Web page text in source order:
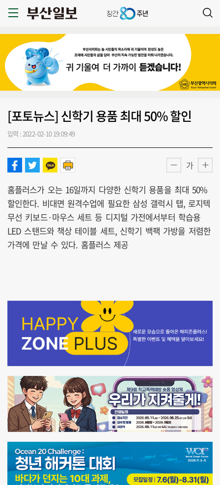
[포토뉴스] 신학기 용품 최대 50% 할인
입력 : 2022-02-10 19:09:49
가
홈플러스가 오는 16일까지 다양한 신학기 용품을 최대 50%
할인한다. 비대면 원격수업에 필요한 삼성 갤럭시 탭, 로지텍
무선 키보드·마우스 세트 등 디지털 가전에서부터 학습용
LED 스탠드와 책상 테이블 세트, 신학기 백팩 가방을 저렴한
가격에 만날 수 있다. 홈플러스 제공